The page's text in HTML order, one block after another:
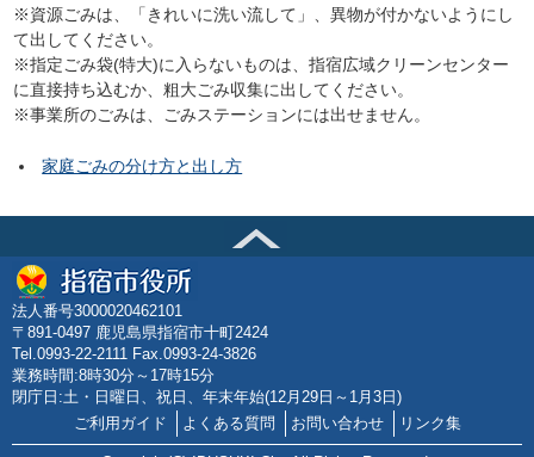
※資源ごみは、「きれいに洗い流して」、異物が付かないようにし
て出してください。
※指定ごみ袋(特大)に入らないものは、指宿広域クリーンセンター
に直接持ち込むか、粗大ごみ収集に出してください。
※事業所のごみは、ごみステーションには出せません。
家庭ごみの分け方と出し方
法人番号3000020462101
〒891-0497 鹿児島県指宿市十町2424
Tel.0993-22-2111 Fax.0993-24-3826
業務時間:8時30分～17時15分
閉庁日:土・日曜日、祝日、年末年始(12月29日～1月3日)
ご利用ガイド
よくある質問 お問い合わせ リンク集